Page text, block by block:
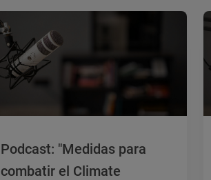
Podcast: "Medidas para
combatir el Climate